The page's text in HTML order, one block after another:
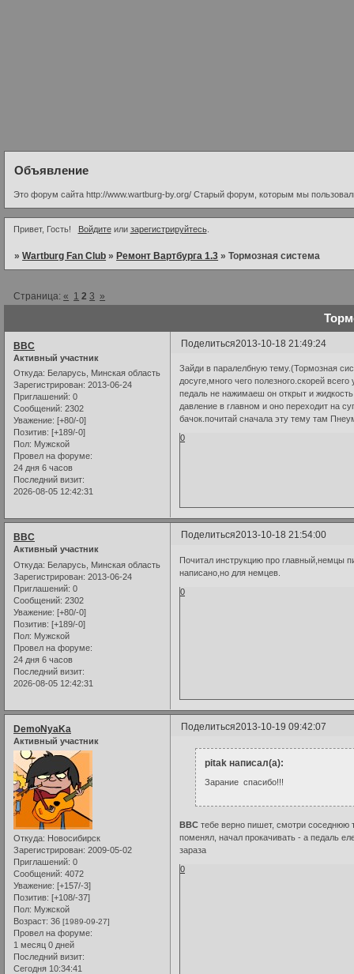
Объявление
Это форум сайта http://www.wartburg-by.org/ Старый форум, которым мы
Привет, Гость! Войдитеили зарегистрируйтесь.
»Wartburg Fan Club » Ремонт Вартбурга 1.3 »Тормозная система
Страница:« 1 2 3 »
Поделиться2013-10-18 21:49:24
ВВС
Активный участник
Откуда: Беларусь, Минская область
Зарегистрирован: 2013-06-24
Приглашений: 0
Сообщений: 2302
Уважение: [+80/-0]
Позитив: [+189/-0]
Пол: Мужской
Провел на форуме:
24 дня 6 часов
Последний визит:
2026-08-05 12:42:31
Зайди в паралелбную тему.(Тормозная
досуге,много чего полезного.скорей
педаль не нажимаеш он открыт и
давление в главном и оно переходит на
бачок.почитай сначала эту тему там
0
Поделиться2013-10-18 21:54:00
ВВС
Активный участник
Откуда: Беларусь, Минская область
Зарегистрирован: 2013-06-24
Приглашений: 0
Сообщений: 2302
Уважение: [+80/-0]
Позитив: [+189/-0]
Пол: Мужской
Провел на форуме:
24 дня 6 часов
Последний визит:
2026-08-05 12:42:31
Почитал инструкцию про главный,немцы
написано,но для немцев.
0
Поделиться2013-10-19 09:42:07
DemoNyaKa
Активный участник
Откуда: Новосибирск
Зарегистрирован: 2009-05-02
Приглашений: 0
Сообщений: 4072
Уважение: [+157/-3]
Позитив: [+108/-37]
Пол: Мужской
Возраст: 36 [1989-09-27]
Провел на форуме:
1 месяц 0 дней
Последний визит:
Сегодня 10:34:41
pitak написал(а):
Зарание спасибо!!!
ВВС тебе верно пишет, смотри соседнюю
поменял, начал прокачивать - а педаль
зараза
0